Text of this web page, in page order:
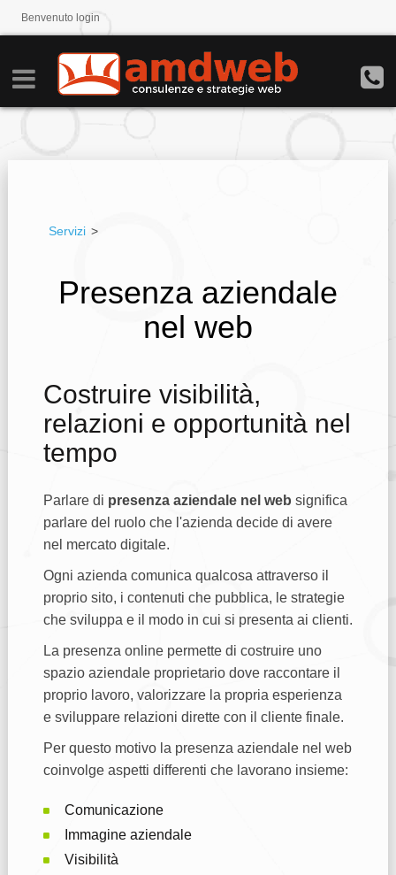
Benvenuto login
Servizi >
Presenza aziendale
nel web
Costruire visibilità,
relazioni e opportunità nel
tempo
Parlare di presenza aziendale nel web significa
parlare del ruolo che l'azienda decide di avere
nel mercato digitale.
Ogni azienda comunica qualcosa attraverso il
proprio sito, i contenuti che pubblica, le strategie
che sviluppa e il modo in cui si presenta ai clienti.
La presenza online permette di costruire uno
spazio aziendale proprietario dove raccontare il
proprio lavoro, valorizzare la propria esperienza
e sviluppare relazioni dirette con il cliente finale.
Per questo motivo la presenza aziendale nel web
coinvolge aspetti differenti che lavorano insieme:
Comunicazione
Immagine aziendale
Visibilità